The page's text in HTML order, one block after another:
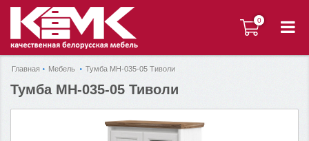
0
0
Главная Мебель Тумба МН-035-05 Тиволи
Тумба МН-035-05 Тиволи